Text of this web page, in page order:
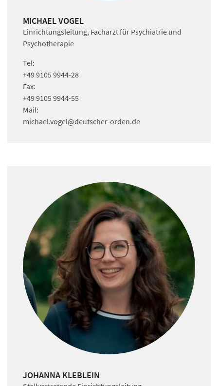
MICHAEL VOGEL
Einrichtungsleitung, Facharzt für Psychiatrie und
Psychotherapie
Tel:
+49 9105 9944-28
Fax:
+49 9105 9944-55
Mail:
michael.vogel@deutscher-orden.de
JOHANNA KLEBLEIN